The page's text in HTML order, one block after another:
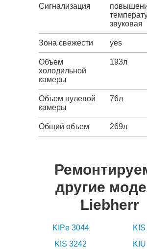
Сигнализация
звуковая
Зона свежести yes
Объем
холодильной
камеры
193л
Объем нулевой
камеры
76л
Общий объем 269л
другие
Liebherr
KIPe 3044
KIS 3242